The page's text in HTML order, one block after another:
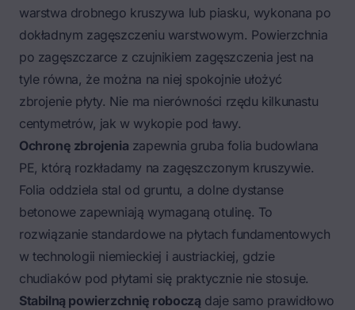
warstwa drobnego kruszywa lub piasku, wykonana po
dokładnym zagęszczeniu warstwowym. Powierzchnia
po zagęszczarce z czujnikiem zagęszczenia jest na
tyle równa, że można na niej spokojnie ułożyć
zbrojenie płyty. Nie ma nierówności rzędu kilkunastu
centymetrów, jak w wykopie pod ławy.
Ochronę zbrojenia zapewnia gruba folia budowlana
PE, którą rozkładamy na zagęszczonym kruszywie.
Folia oddziela stal od gruntu, a dolne dystanse
betonowe zapewniają wymaganą otulinę. To
rozwiązanie standardowe na płytach fundamentowych
w technologii niemieckiej i austriackiej, gdzie
chudiaków pod płytami się praktycznie nie stosuje.
Stabilną powierzchnię roboczą daje samo prawidłowo